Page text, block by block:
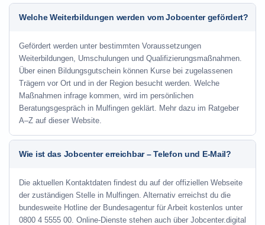
Welche Weiterbildungen werden vom Jobcenter gefördert?
Gefördert werden unter bestimmten Voraussetzungen
Weiterbildungen, Umschulungen und Qualifizierungsmaßnahmen.
Über einen Bildungsgutschein können Kurse bei zugelassenen
Trägern vor Ort und in der Region besucht werden. Welche
Maßnahmen infrage kommen, wird im persönlichen
Beratungsgespräch in Mulfingen geklärt. Mehr dazu im Ratgeber
A–Z auf dieser Website.
Wie ist das Jobcenter erreichbar – Telefon und E-Mail?
Die aktuellen Kontaktdaten findest du auf der offiziellen Webseite
der zuständigen Stelle in Mulfingen. Alternativ erreichst du die
bundesweite Hotline der Bundesagentur für Arbeit kostenlos unter
0800 4 5555 00. Online-Dienste stehen auch über Jobcenter.digital